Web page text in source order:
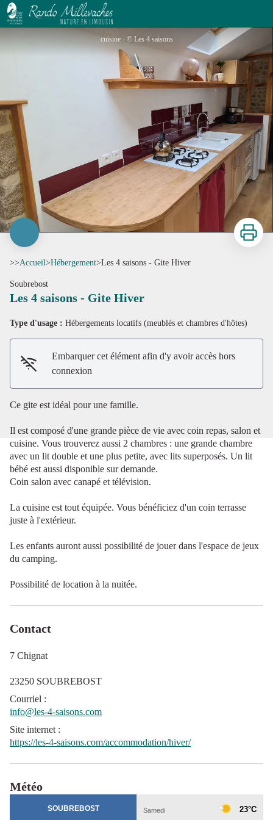
Les 4 saisons - Gite Hiver
cuisine - © Les 4 saisons
Voir l'image en plein écran
Imprimer
>>Accueil>Hébergement>Les 4 saisons - Gite Hiver
Soubrebost
Les 4 saisons - Gite Hiver
Type d'usage : Hébergements locatifs (meublés et chambres d'hôtes)
Embarquer cet élément afin d'y avoir accès hors
connexion
Ce gite est idéal pour une famille.
Il est composé d'une grande pièce de vie avec coin repas, salon et
cuisine. Vous trouverez aussi 2 chambres : une grande chambre
avec un lit double et une plus petite, avec lits superposés. Un lit
bébé est aussi disponible sur demande.
Coin salon avec canapé et télévision.
La cuisine est tout équipée. Vous bénéficiez d'un coin terrasse
juste à l'extérieur.
Les enfants auront aussi possibilité de jouer dans l'espace de jeux
du camping.
Possibilité de location à la nuitée.
Contact
7 Chignat
23250 SOUBREBOST
Courriel :
info@les-4-saisons.com
Site internet :
https://les-4-saisons.com/accommodation/hiver/
Météo